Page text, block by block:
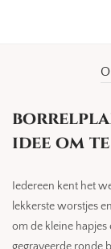
idee om
Iedereen kent het
lekkerste worstjes
om de kleine hapjes